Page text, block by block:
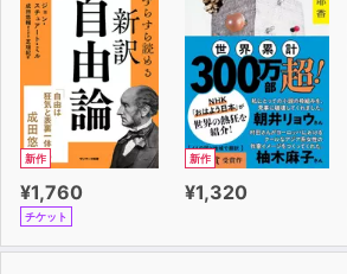
新作
¥1,760
チケット
新作
¥1,320